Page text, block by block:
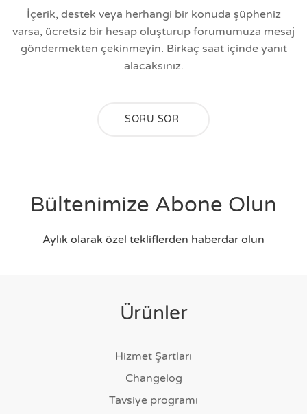
İçerik, destek veya herhangi bir konuda şüpheniz
varsa, ücretsiz bir hesap oluşturup forumumuza mesaj
göndermekten çekinmeyin. Birkaç saat içinde yanıt
alacaksınız.
SORU SOR
Bültenimize Abone Olun
Aylık olarak özel tekliflerden haberdar olun
Ürünler
Hizmet Şartları
Changelog
Tavsiye programı